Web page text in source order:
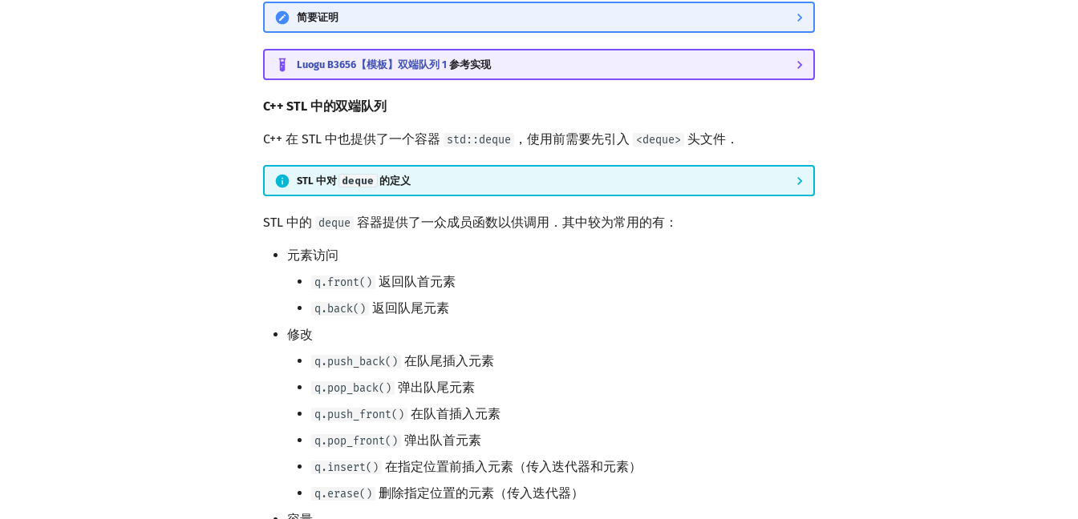
简要证明
Luogu B3656【模板】双端队列 1 参考实现
C++ STL 中的双端队列
C++ 在 STL 中也提供了一个容器 std::deque ，使用前需要先引入 <deque> 头文件．
STL 中对 deque 的定义
STL 中的 deque 容器提供了一众成员函数以供调用．其中较为常用的有：
元素访问
q.front() 返回队首元素
q.back() 返回队尾元素
修改
q.push_back() 在队尾插入元素
q.pop_back() 弹出队尾元素
q.push_front() 在队首插入元素
q.pop_front() 弹出队首元素
q.insert() 在指定位置前插入元素（传入迭代器和元素）
q.erase() 删除指定位置的元素（传入迭代器）